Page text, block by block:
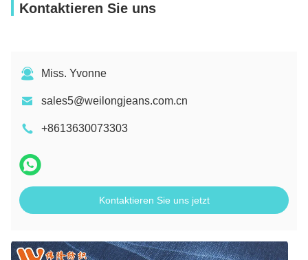
Kontaktieren Sie uns
Miss. Yvonne
sales5@weilongjeans.com.cn
+8613630073303
Kontaktieren Sie uns jetzt